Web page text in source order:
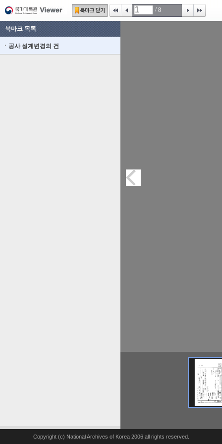
/ 8
북마크 목록
공사 설계변경의 건
Copyright (c) National Archives of Korea 2006 all rights reserved.